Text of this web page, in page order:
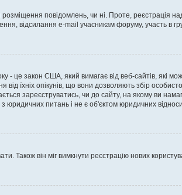
повідомлень, чи ні. Проте, реєстрація
відсилання e-mail учасникам форуму, участь в
- це закон США, який вимагає від веб-сайтів, які
їхніх опікунів, що вони дозволяють збір
зареєструватись, чи до сайту, на якому ви
питань і не є об'єктом юридичних
Також він міг вимкнути реєстрацію нових